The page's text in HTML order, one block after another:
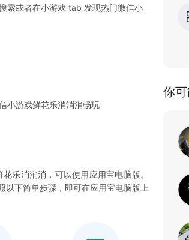
索或者在小游戏 tab 发现热门微信小
小游戏鲜花乐消消消畅玩
乐消消消，可以使用应用宝电脑版。
下简单步骤，即可在应用宝电脑版上
你